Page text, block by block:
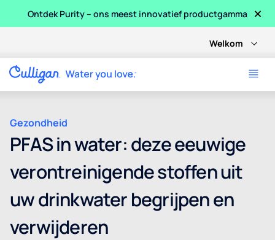
Ontdek Purity – ons meest innovatief productgamma ×
Welkom
Gezondheid
PFAS in water: deze eeuwige
verontreinigende stoffen uit
uw drinkwater begrijpen en
verwijderen